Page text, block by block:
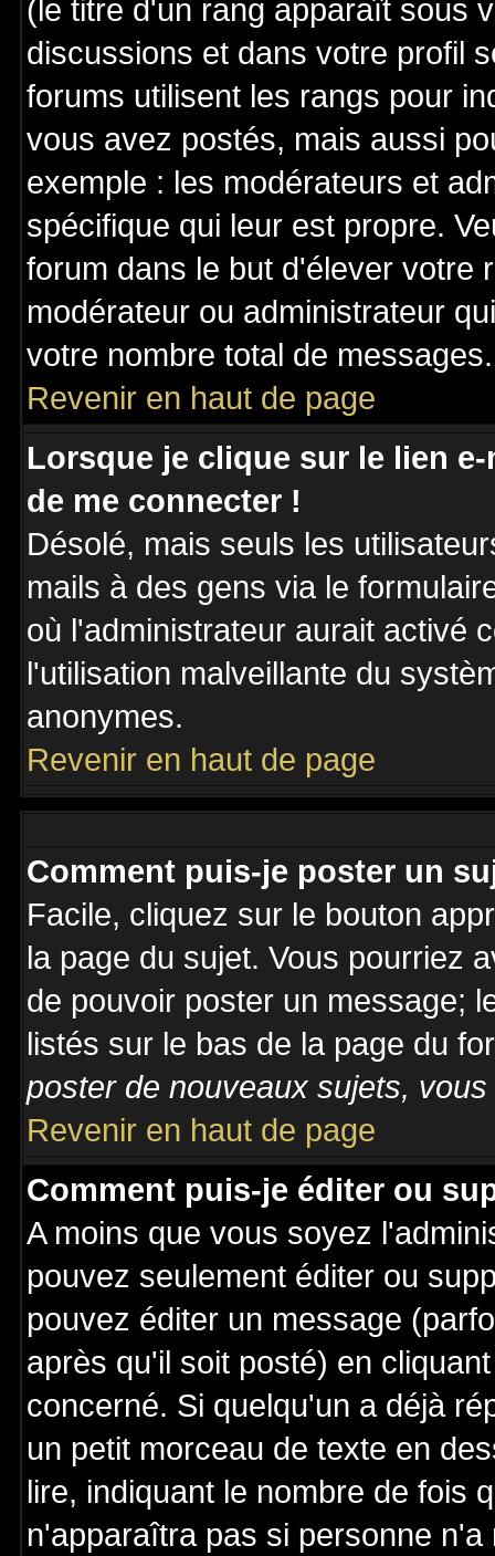
(le titre d'un rang apparaît sous
discussions et dans votre profil
forums utilisent les rangs pour
vous avez postés, mais aussi
exemple : les modérateurs et
spécifique qui leur est propre.
forum dans le but d'élever votre
modérateur ou administrateur
votre nombre total de messages.
Revenir en haut de page
Lorsque je clique sur le lien
de me connecter !
Désolé, mais seuls les
mails à des gens via le
où l'administrateur aurait activé
l'utilisation malveillante du
anonymes.
Revenir en haut de page
Comment puis-je poster un
Facile, cliquez sur le bouton
la page du sujet. Vous pourriez
de pouvoir poster un message;
listés sur le bas de la page du
poster de nouveaux sujets,
Revenir en haut de page
Comment puis-je éditer ou
A moins que vous soyez
pouvez seulement éditer ou
pouvez éditer un message
après qu'il soit posté) en
concerné. Si quelqu'un a déjà
un petit morceau de texte en
lire, indiquant le nombre de fois
n'apparaîtra pas si personne